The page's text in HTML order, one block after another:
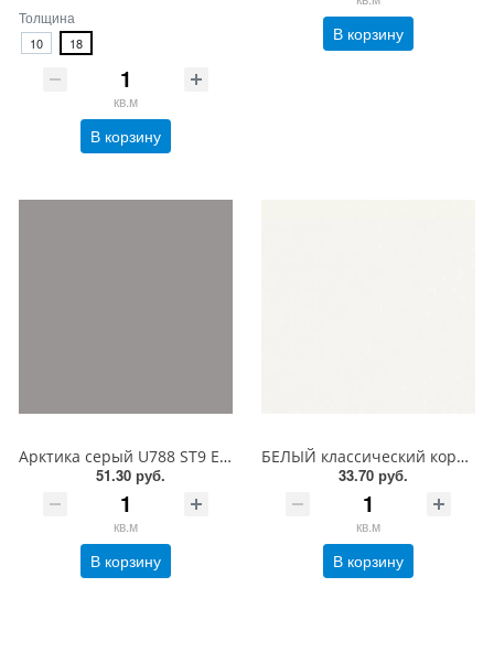
Толщина
10 18
кв.м
В корзину
В корзину
Арктика серый U788 ST9 EGGER ЛДСП 18 мм
51.30 руб.
кв.м
В корзину
БЕЛЫЙ классический корка W960 ST7 EGGER ЛДСП 18 мм
33.70 руб.
кв.м
В корзину